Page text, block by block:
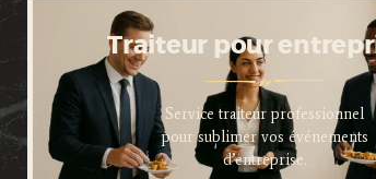
Traiteur pour
Service traiteur professionnel
pour sublimer vos événements
d’entreprise.